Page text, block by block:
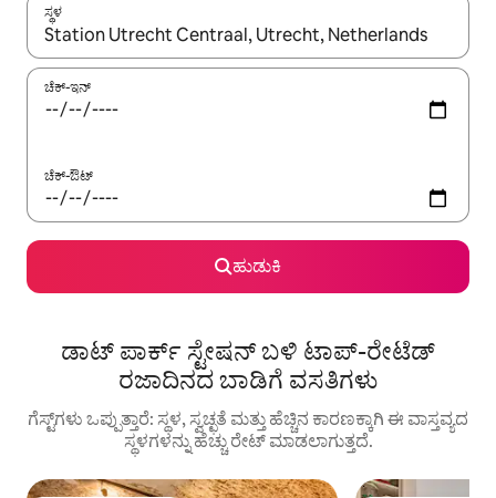
ಸ್ಥಳ
ಫಲಿತಾಂಶಗಳು ಲಭ್ಯವಿರುವಾಗ, ಅಪ್ ಮತ್ತು ಡೌನ್ ಬಾಣದ ಕೀಲಿಗಳೊಂದಿಗೆ
ಚೆಕ್-ಇನ್
ಚೆಕ್-ಔಟ್
ಹುಡುಕಿ
ಡಾಟ್ ಪಾರ್ಕ್ ಸ್ಟೇಷನ್ ಬಳಿ ಟಾಪ್-ರೇಟೆಡ್
ರಜಾದಿನದ ಬಾಡಿಗೆ ವಸತಿಗಳು
ಗೆಸ್ಟ್‌ಗಳು ಒಪ್ಪುತ್ತಾರೆ: ಸ್ಥಳ, ಸ್ವಚ್ಛತೆ ಮತ್ತು ಹೆಚ್ಚಿನ ಕಾರಣಕ್ಕಾಗಿ ಈ ವಾಸ್ತವ್ಯದ
ಸ್ಥಳಗಳನ್ನು ಹೆಚ್ಚು ರೇಟ್ ಮಾಡಲಾಗುತ್ತದೆ.